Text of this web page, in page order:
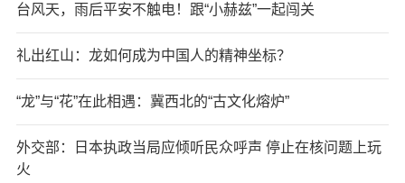
台风天，雨后平安不触电！跟“小赫兹”一起闯关
礼出红山：龙如何成为中国人的精神坐标？
“龙”与“花”在此相遇：冀西北的“古文化熔炉”
外交部：日本执政当局应倾听民众呼声 停止在核问题上玩
火